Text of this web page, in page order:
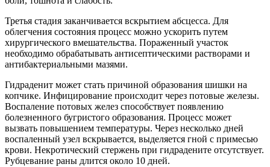
Третья стадия заканчивается вскрытием абсцесса. Для
облегчения состояния процесс можно ускорить путем
хирургического вмешательства. Пораженный участок
необходимо обрабатывать антисептическими растворами и
антибактериальными мазями.
Гидраденит может стать причиной образования шишки на
копчике. Инфицирование происходит через потовые железы.
Воспаление потовых желез способствует появлению
болезненного бугристого образования. Процесс может
вызвать повышением температуры. Через несколько дней
воспаленный узел вскрывается, выделяется гной с примесью
крови. Некротический стержень при гидрадените отсутствует.
Рубцевание раны длится около 10 дней.